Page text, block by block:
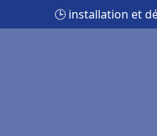
🕒 installation et